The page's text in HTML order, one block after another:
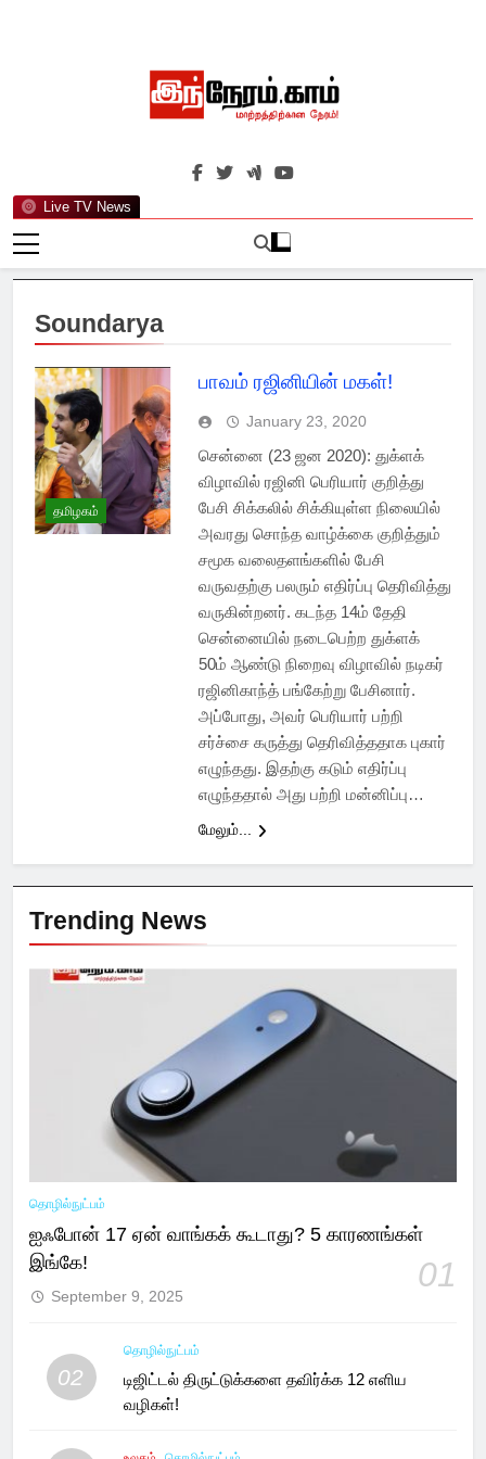
Live TV News
இந்நேரம்.காம்
செய்திகளுக்கு அப்பால்…
Soundarya
தமிழகம்
பாவம் ரஜினியின் மகள்!
January 23, 2020
சென்னை (23 ஜன 2020): துக்ளக்
விழாவில் ரஜினி பெரியார் குறித்து
பேசி சிக்கலில் சிக்கியுள்ள நிலையில்
அவரது சொந்த வாழ்க்கை குறித்தும்
சமூக வலைதளங்களில் பேசி
வருவதற்கு பலரும் எதிர்ப்பு தெரிவித்து
வருகின்றனர். கடந்த 14ம் தேதி
சென்னையில் நடைபெற்ற துக்ளக்
50ம் ஆண்டு நிறைவு விழாவில் நடிகர்
ரஜினிகாந்த் பங்கேற்று பேசினார்.
அப்போது, அவர் பெரியார் பற்றி
சர்ச்சை கருத்து தெரிவித்ததாக புகார்
எழுந்தது. இதற்கு கடும் எதிர்ப்பு
எழுந்ததால் அது பற்றி மன்னிப்பு…
மேலும்...
Trending News
தொழில்நுட்பம்
ஐஃபோன் 17 ஏன் வாங்கக் கூடாது? 5 காரணங்கள்
இங்கே!
01
September 9, 2025
02
தொழில்நுட்பம்
டிஜிட்டல் திருட்டுக்களை தவிர்க்க 12 எளிய
வழிகள்!